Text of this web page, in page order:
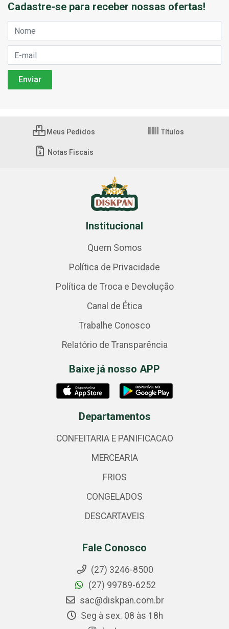
Cadastre-se para receber nossas ofertas!
Meus Pedidos Títulos
Notas Fiscais
Institucional
Quem Somos
Política de Privacidade
Política de Troca e Devolução
Canal de Ética
Trabalhe Conosco
Relatório de Transparência
Baixe já nosso APP
Departamentos
CONFEITARIA E PANIFICACAO
MERCEARIA
FRIOS
CONGELADOS
DESCARTAVEIS
Fale Conosco
(27) 3246-8500
(27) 99789-6252
sac@diskpan.com.br
Seg à sex. 08 às 18h